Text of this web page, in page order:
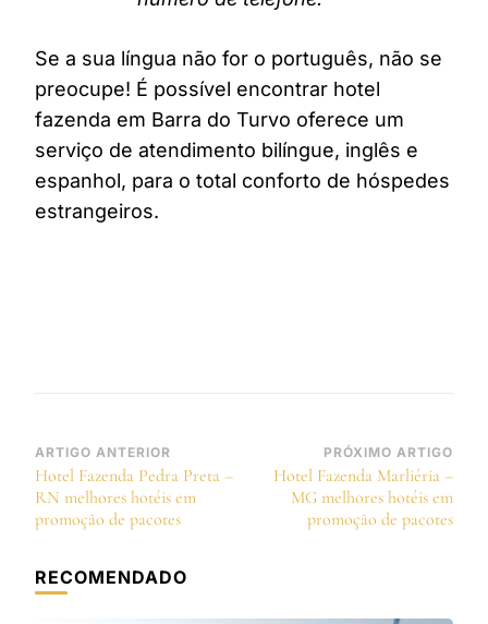
Se a sua língua não for o português, não se
preocupe! É possível encontrar hotel
fazenda em Barra do Turvo oferece um
serviço de atendimento bilíngue, inglês e
espanhol, para o total conforto de hóspedes
estrangeiros.
Navegação
de
post
ARTIGO ANTERIOR
Hotel Fazenda Pedra Preta –
RN melhores hotéis em
promoção de pacotes
PRÓXIMO ARTIGO
Hotel Fazenda Marliéria –
MG melhores hotéis em
promoção de pacotes
RECOMENDADO